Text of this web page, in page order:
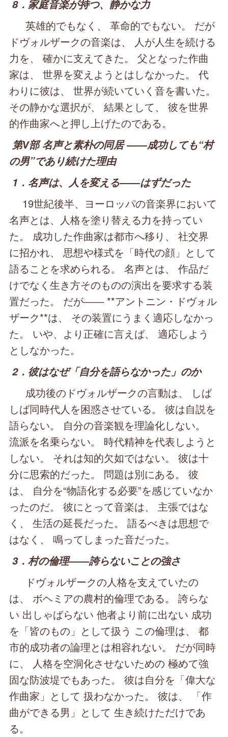
8．家庭音楽が持つ、静かな力
英雄的でもなく、 革命的でもない。 だが
ドヴォルザークの音楽は、 人が人生を続ける
力を、 確かに支えてきた。 父となった作曲
家は、 世界を変えようとはしなかった。 代
わりに彼は、 世界が続いていく音を書いた。
その静かな選択が、 結果として、 彼を世界
的作曲家へと押し上げたのである。
第Ⅴ部 名声と素朴の同居 ――成功しても“村
の男”であり続けた理由
1．名声は、人を変える――はずだった
19世紀後半、ヨーロッパの音楽界において
名声とは、人格を塗り替える力を持ってい
た。 成功した作曲家は都市へ移り、 社交界
に招かれ、 思想や様式を「時代の顔」として
語ることを求められる。 名声とは、 作品だ
けでなく生き方そのものの演出を要求する装
置だった。 だが―― **アントニン・ドヴォル
ザーク**は、 その装置にうまく適応しなかっ
た。 いや、より正確に言えば、 適応しよう
としなかった。
2．彼はなぜ「自分を語らなかった」のか
成功後のドヴォルザークの言動は、 しば
しば同時代人を困惑させている。 彼は自説を
語らない。 自分の音楽観を理論化しない。
流派を名乗らない。 時代精神を代表しようと
しない。 それは知的欠如ではない。 彼は十
分に思索的だった。 問題は別にある。 彼
は、 自分を“物語化する必要”を感じていなか
ったのだ。 彼にとって音楽は、 主張ではな
く、 生活の延長だった。 語るべきは思想で
はなく、 鳴ってしまった音だった。
3．村の倫理――誇らないことの強さ
ドヴォルザークの人格を支えていたの
は、 ボヘミアの農村的倫理である。 誇らな
い 出しゃばらない 他者より前に出ない 成功
を「皆のもの」として扱う この倫理は、 都
市的成功者の論理とは相容れない。 だが同時
に、 人格を空洞化させないための 極めて強
固な防波堤でもあった。 彼は自分を「偉大な
作曲家」として 扱わなかった。 彼は、 「作
曲ができる男」として 生き続けただけであ
る。